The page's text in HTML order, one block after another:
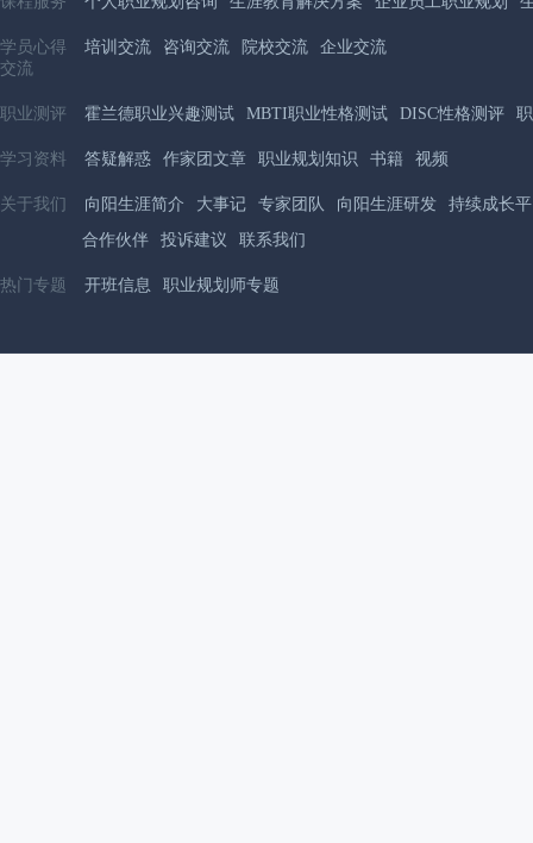
学员心得
交流
培训交流 咨询交流 院校交流 企业交流
职业测评 霍兰德职业兴趣测试 MBTI职业性格测试 DISC性格测评
学习资料 答疑解惑 作家团文章 职业规划知识 书籍 视频
关于我们 向阳生涯简介 大事记 专家团队 向阳生涯研发
持续成长
合作伙伴
投诉建议 联系我们
热门专题 开班信息 职业规划师专题